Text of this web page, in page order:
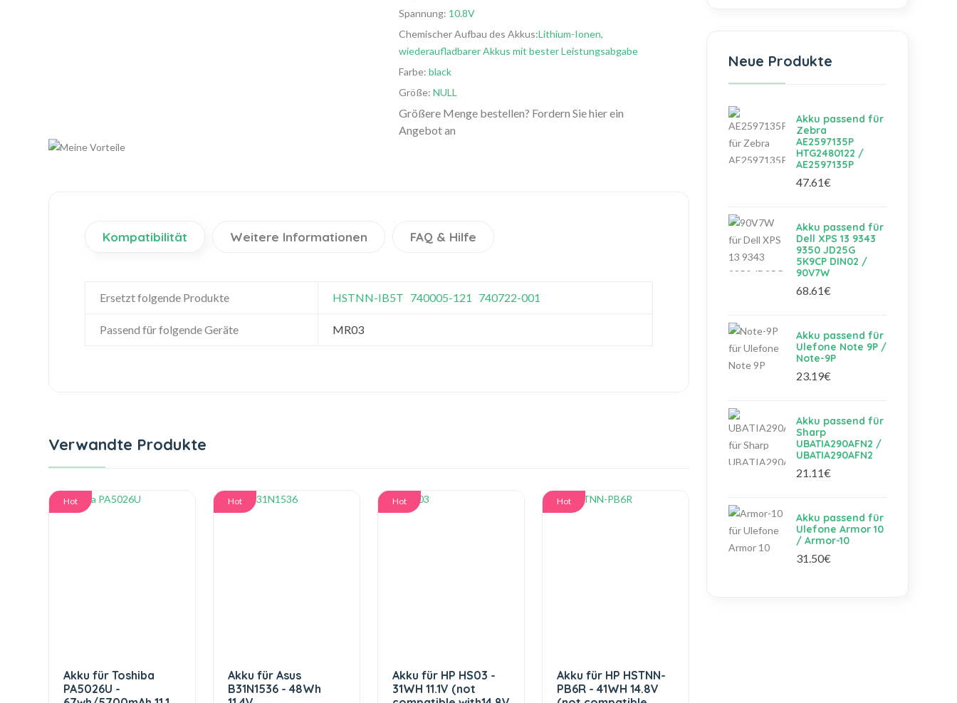
Spannung: 10.8V
Chemischer Aufbau des Akkus:Lithium-Ionen,
wiederaufladbarer Akkus mit bester Leistungsabgabe
Farbe: black
Größe: NULL
Größere Menge bestellen? Fordern Sie hier ein
Angebot an
Kompatibilität Weitere Informationen FAQ & Hilfe
Ersetzt folgende Produkte HSTNN-IB5T 740005-121 740722-001
Passend für folgende Geräte MR03
Verwandte Produkte
Hot
Akku für Toshiba
PA5026U -
Hot
Akku für Asus
B31N1536 - 48Wh
Hot
Akku für HP HS03 -
31WH 11.1V (not
Hot
Akku für HP HSTNN-
PB6R - 41WH 14.8V
Neue Produkte
Akku passend für
Zebra
AE2597135P
HTG2480122 /
AE2597135P
47.61€
Akku passend für
Dell XPS 13 9343
9350 JD25G
5K9CP DIN02 /
90V7W
68.61€
Akku passend für
Ulefone Note 9P /
Note-9P
23.19€
Akku passend für
Sharp
UBATIA290AFN2 /
UBATIA290AFN2
21.11€
Akku passend für
Ulefone Armor 10
/ Armor-10
31.50€